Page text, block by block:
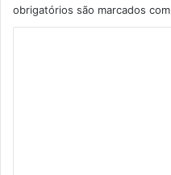
obrigatórios são marcados com